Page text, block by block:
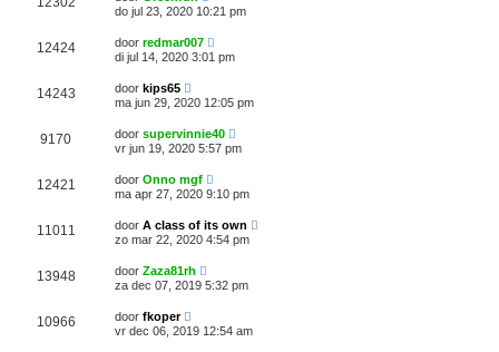
do jul 23, 2020 10:21 pm
12424 door redmar007
di jul 14, 2020 3:01 pm
14243 door kips65
ma jun 29, 2020 12:05 pm
9170 door supervinnie40
vr jun 19, 2020 5:57 pm
12421 door Onno mgf
ma apr 27, 2020 9:10 pm
11011 door A class of its own
zo mar 22, 2020 4:54 pm
13948 door Zaza81rh
za dec 07, 2019 5:32 pm
10966 door fkoper
vr dec 06, 2019 12:54 am